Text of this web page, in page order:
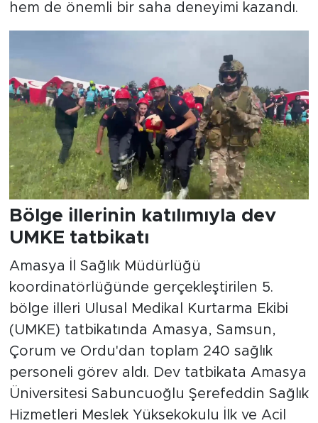
hem de önemli bir saha deneyimi kazandı.
Bölge illerinin katılımıyla dev
UMKE tatbikatı
Amasya İl Sağlık Müdürlüğü
koordinatörlüğünde gerçekleştirilen 5.
bölge illeri Ulusal Medikal Kurtarma Ekibi
(UMKE) tatbikatında Amasya, Samsun,
Çorum ve Ordu'dan toplam 240 sağlık
personeli görev aldı. Dev tatbikata Amasya
Üniversitesi Sabuncuoğlu Şerefeddin Sağlık
Hizmetleri Meslek Yüksekokulu İlk ve Acil